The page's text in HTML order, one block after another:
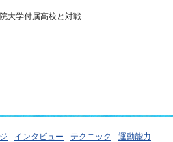
大学付属高校と対戦
インタビュー テクニック
運動能力